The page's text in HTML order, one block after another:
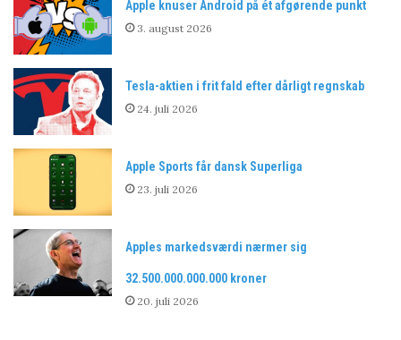
Apple knuser Android på ét afgørende punkt
3. august 2026
Tesla-aktien i frit fald efter dårligt regnskab
24. juli 2026
Apple Sports får dansk Superliga
23. juli 2026
Apples markedsværdi nærmer sig
32.500.000.000.000 kroner
20. juli 2026